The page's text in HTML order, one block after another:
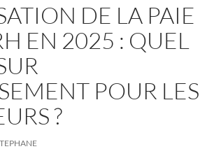
DE LA PAIE
EN 2025 : QUEL
POUR LES
?